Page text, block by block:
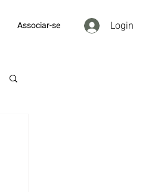
Associar-se Login